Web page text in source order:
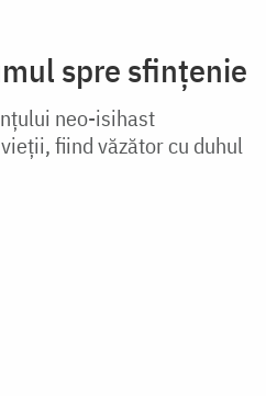
spre sfințenie
neo-isihast
fiind văzător cu duhul